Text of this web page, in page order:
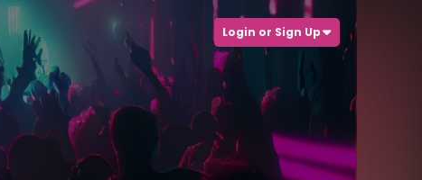
Login or Sign Up